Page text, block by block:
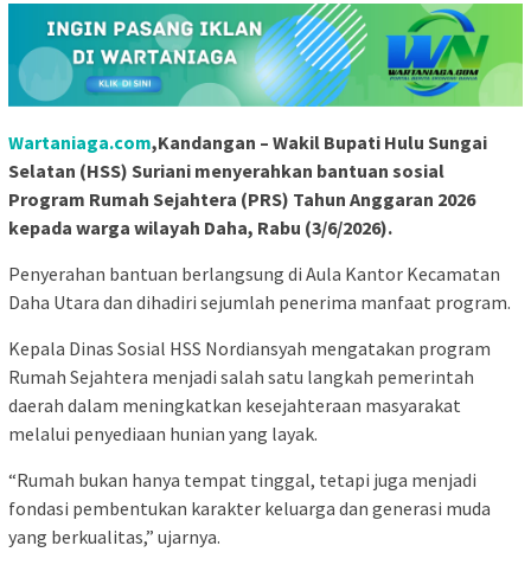
Wartaniaga.com,Kandangan – Wakil Bupati Hulu Sungai
Selatan (HSS) Suriani menyerahkan bantuan sosial
Program Rumah Sejahtera (PRS) Tahun Anggaran 2026
kepada warga wilayah Daha, Rabu (3/6/2026).
Penyerahan bantuan berlangsung di Aula Kantor Kecamatan
Daha Utara dan dihadiri sejumlah penerima manfaat program.
Kepala Dinas Sosial HSS Nordiansyah mengatakan program
Rumah Sejahtera menjadi salah satu langkah pemerintah
daerah dalam meningkatkan kesejahteraan masyarakat
melalui penyediaan hunian yang layak.
“Rumah bukan hanya tempat tinggal, tetapi juga menjadi
fondasi pembentukan karakter keluarga dan generasi muda
yang berkualitas,” ujarnya.